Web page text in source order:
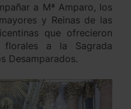
a Mª Amparo, los
y Reinas de las
que ofrecieron
florales a la Sagrada
Desamparados.